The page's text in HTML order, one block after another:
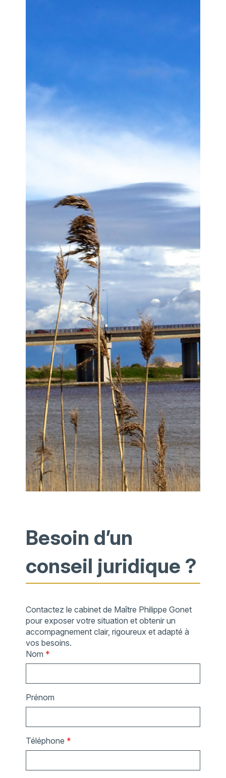
Besoin d’un
conseil juridique ?
Contactez le cabinet de Maître Philippe Gonet
pour exposer votre situation et obtenir un
accompagnement clair, rigoureux et adapté à
vos besoins.
Nom *
Prénom
Téléphone *